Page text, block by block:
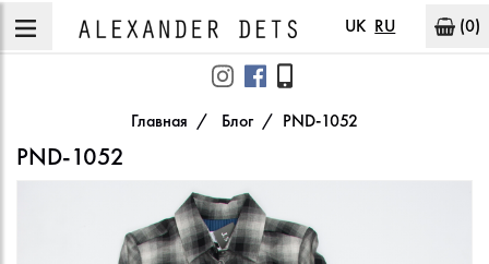
UK RU (0)
Главная Блог PND-1052
PND-1052